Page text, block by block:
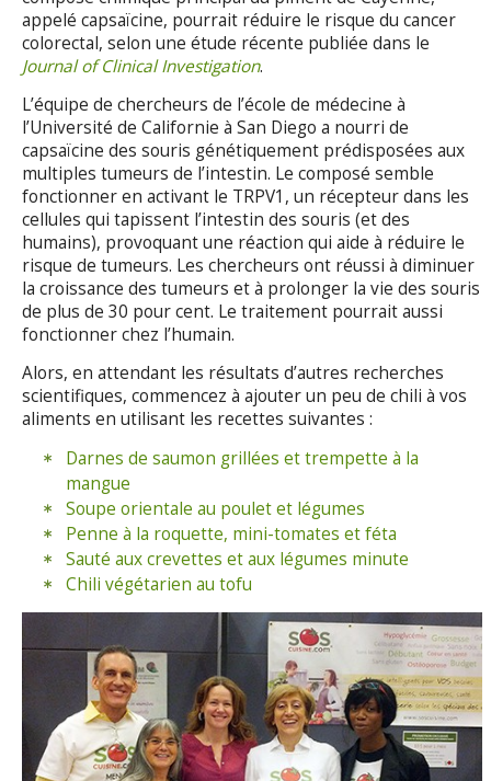
appelé capsaïcine, pourrait réduire le risque du cancer
colorectal, selon une étude récente publiée dans le
Journal of Clinical Investigation.
L’équipe de chercheurs de l’école de médecine à
l’Université de Californie à San Diego a nourri de
capsaïcine des souris génétiquement prédisposées aux
multiples tumeurs de l’intestin. Le composé semble
fonctionner en activant le TRPV1, un récepteur dans les
cellules qui tapissent l’intestin des souris (et des
humains), provoquant une réaction qui aide à réduire le
risque de tumeurs. Les chercheurs ont réussi à diminuer
la croissance des tumeurs et à prolonger la vie des souris
de plus de 30 pour cent. Le traitement pourrait aussi
fonctionner chez l’humain.
Alors, en attendant les résultats d’autres recherches
scientifiques, commencez à ajouter un peu de chili à vos
aliments en utilisant les recettes suivantes :
Darnes de saumon grillées et trempette à la
mangue
Soupe orientale au poulet et légumes
Penne à la roquette, mini-tomates et féta
Sauté aux crevettes et aux légumes minute
Chili végétarien au tofu